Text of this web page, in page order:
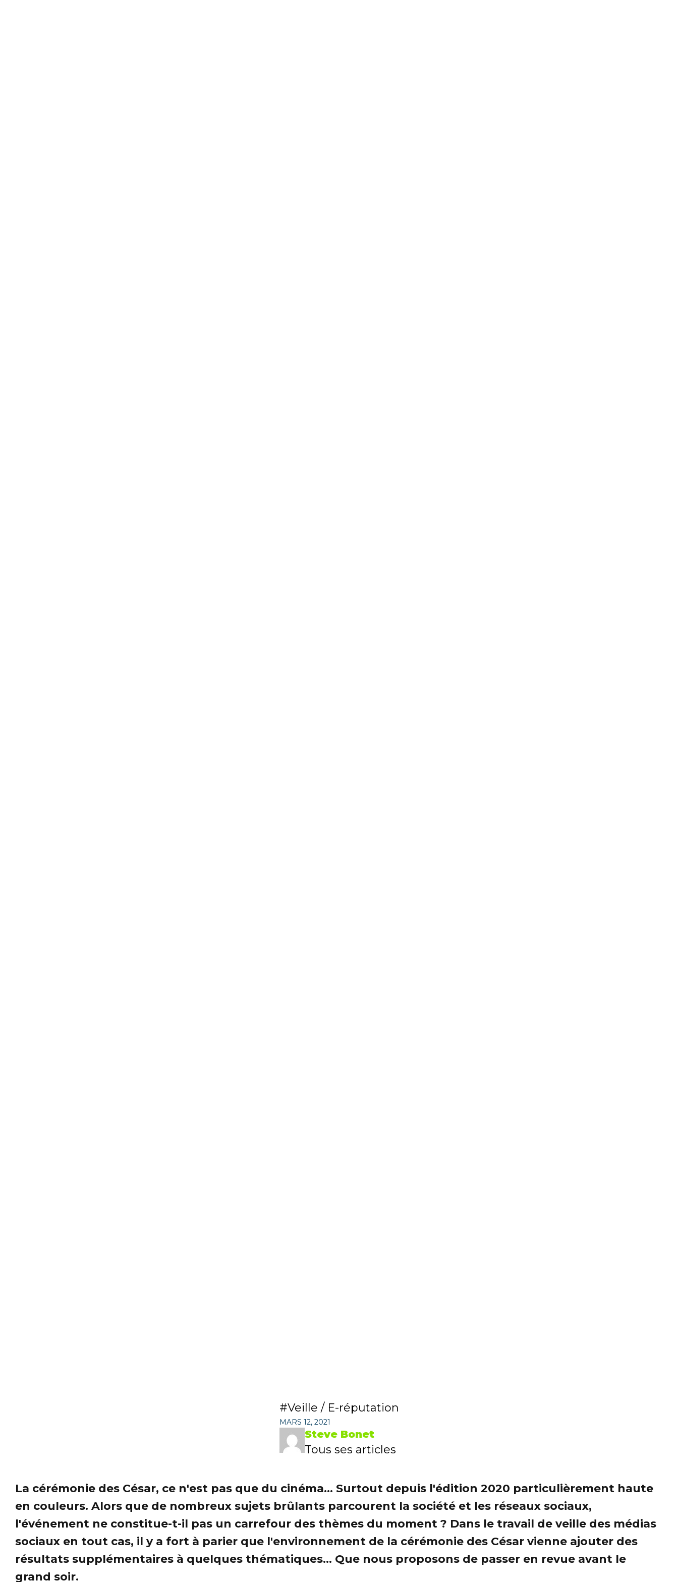
Veille / E-réputation
MARS 12, 2021
Steve Bonet
Tous ses articles
La cérémonie des César, ce n'est pas que du cinéma... Surtout depuis l'édition 2020 particulièrement haute
en couleurs. Alors que de nombreux sujets brûlants parcourent la société et les réseaux sociaux,
l'événement ne constitue-t-il pas un carrefour des thèmes du moment ? Dans le travail de veille des médias
sociaux en tout cas, il y a fort à parier que l'environnement de la cérémonie des César vienne ajouter des
résultats supplémentaires à quelques thématiques... Que nous proposons de passer en revue avant le
grand soir.